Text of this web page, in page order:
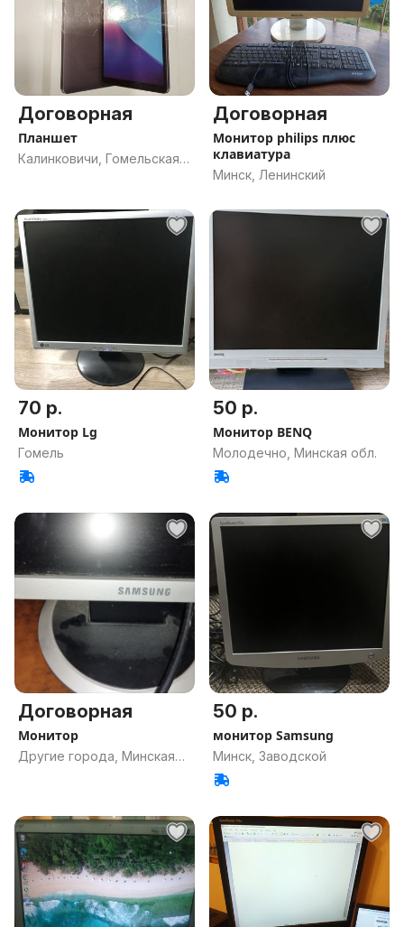
Договорная
Планшет
Калинковичи, Гомельская
Договорная
Монитор philips плюс
клавиатура
Минск, Ленинский
70 р.
Монитор Lg
Гомель
50 р.
Монитор BENQ
Молодечно, Минская обл.
Договорная
Монитор
Другие города, Минская
50 р.
монитор Samsung
Минск, Заводской